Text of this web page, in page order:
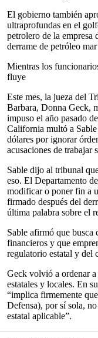
El gobierno también
ultraprofundas en el
petrolero de la empresa
derrame de petróleo
Mientras los
fluye
Este mes, la jueza del
Barbara, Donna Geck,
impuso el año pasado
California multó a
dólares por ignorar
acusaciones de trabajar
Sable dijo al tribunal
eso. El Departamento
modificar o poner fin a
firmado después del
última palabra sobre el
Sable afirmó que busca
financieros y que
regulatorio estatal y del
Geck volvió a ordenar a
estatales y locales. En
“implica firmemente
Defensa), por sí sola,
estatal aplicable”.